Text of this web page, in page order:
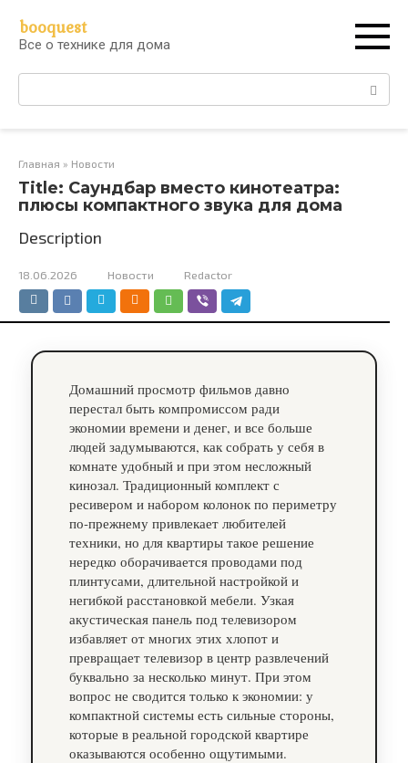
контенту
booquest
Все о технике для дома
Поиск:
Главная » Новости
Title: Саундбар вместо кинотеатра:
плюсы компактного звука для дома
Description
18.06.2026 Новости Redactor
Домашний просмотр фильмов давно
перестал быть компромиссом ради
экономии времени и денег, и все больше
людей задумываются, как собрать у себя в
комнате удобный и при этом несложный
кинозал. Традиционный комплект с
ресивером и набором колонок по периметру
по‑прежнему привлекает любителей
техники, но для квартиры такое решение
нередко оборачивается проводами под
плинтусами, длительной настройкой и
негибкой расстановкой мебели. Узкая
акустическая панель под телевизором
избавляет от многих этих хлопот и
превращает телевизор в центр развлечений
буквально за несколько минут. При этом
вопрос не сводится только к экономии: у
компактной системы есть сильные стороны,
которые в реальной городской квартире
оказываются особенно ощутимыми.